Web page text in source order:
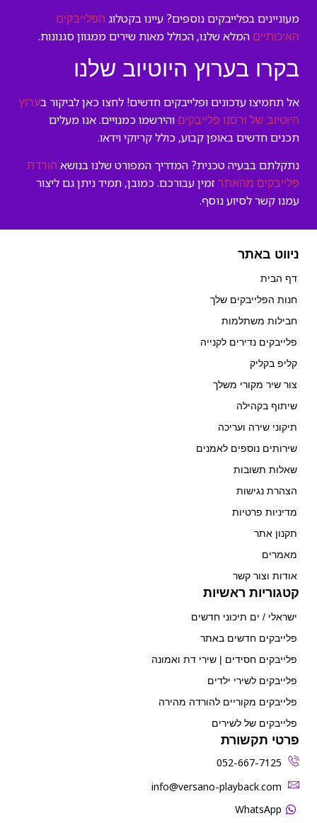
מעוניינים בפלייבקים נוספים? עיינו בקטלוג הפלייבקים
האיכותיים המלא שלנו, הכולל מאות שירים ממגוון סגנונות.
בקרו בערוץ היוטיוב שלנו
אל תחמיצו עדכונים ופלייבקים חדשים! לחצו כאן לביקור בערוץ
היוטיוב של ורסנו פלייבקים והירשמו כמנויים. אנו מעלים
תכנים חדשים באופן קבוע, כולל קריוקי וידאו.
נתקלתם בבעיה טכנית? המדריך המפורט שלנו בנושא הורדת
פלייבקים מהאתר זמין עבורכם. כמובן, תמיד ניתן גם ליצור
עמנו קשר לסיוע נוסף.
ניווט באתר
דף הבית
חנות הפלייבקים שלך
חבילות משתלמות
פלייבקים נדירים לקנייה
קליפ בקליק
צור שיר מקורי משלך
שיתוף בקהילה
תיקוני שירה ועריכה
שירותים נוספים לאמנים
שאלות תשובות
הצהרת נגישות
מדיניות פרטיות
תקנון אתר
מאמרים
אודות וצור קשר
קטגוריות ראשיות
ישראלי / ים תיכוני חדשים
פלייבקים חדשים באתר
פלייבקים חסידים | שירי דת ואמונה
פלייבקים לשירי ילדים
פלייבקים מקוריים להורדה מהירה
פלייבקים של לשירים
פרטי תקשורת
052-667-7125
‫info@versano-playback.com‬
WhatsApp